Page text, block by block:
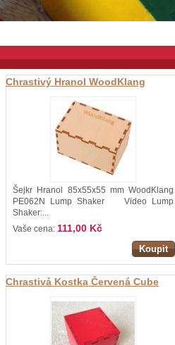
Chrastivý Hranol WoodKlang
Šejkr Hranol 85x55x55 mm WoodKlang
PE062N Lump Shaker Video Lump
Shaker:...
Vaše cena: 111,00 Kč
Koupit
Chrastivá Kostka Červená Cube